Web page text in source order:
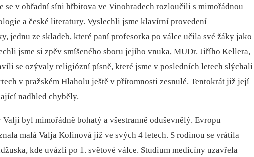
se v obřadní síni hřbitova ve Vinohradech rozloučili s mimořádnou
a české literatury. Vyslechli jsme klavírní provedení
jednu ze skladeb, které paní profesorka po válce učila své žáky jako
jsme si zpěv smíšeného sboru jejího vnuka, MUDr. Jiřího Kellera,
se ozývaly religiózní písně, které jsme v posledních letech slýchali
v pražském Hlaholu ještě v přítomnosti zesnulé. Tentokrát již její
nadhled chyběly.
byl mimořádně bohatý a všestranně oduševnělý. Evropu
malá Valja Kolinová již ve svých 4 letech. S rodinou se vrátila
kde uvázli po 1. světové válce. Studium medicíny uzavřela